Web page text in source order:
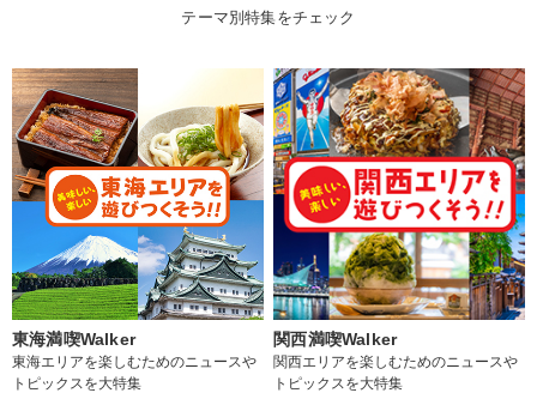
テーマ別特集をチェック
東海満喫Walker
東海エリアを楽しむためのニュースや
トピックスを大特集
関西満喫Walker
関西エリアを楽しむためのニュースや
トピックスを大特集